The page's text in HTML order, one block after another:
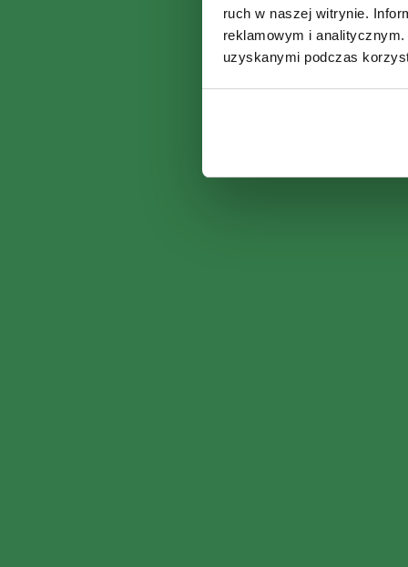
ruch w naszej witrynie.
reklamowym i
uzyskanymi podczas